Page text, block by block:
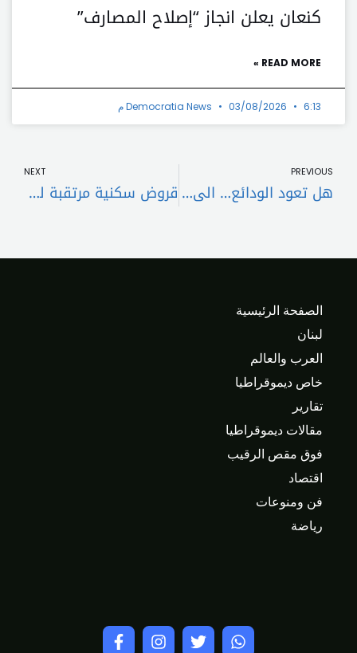
كنعان يعلن انجاز “إصلاح المصارف”
READ MORE »
Democratia News 03/08/2026 6:13 م
PREVIOUS
هل تعود الودائع… الى السّوريّين؟
NEXT
قروض سكنية مرتقبة لمصرف الإسكان
الصفحة الرئيسية
لبنان
العرب والعالم
خاص ديموقراطيا
تقارير
مقالات ديموقراطيا
فوق مقص الرقيب
اقتصاد
فن ومنوعات
رياضة